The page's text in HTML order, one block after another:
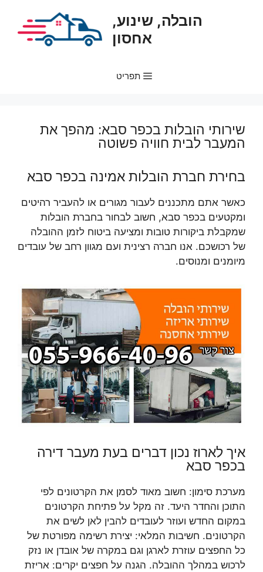
הובלה, שינוע,
אחסון
תפריט
שירותי הובלות בכפר סבא: מהפך את
המעבר לבית חוויה פשוטה
בחירת חברת הובלות אמינה בכפר סבא
כאשר אתם מתכננים לעבור מגורים או להעביר רהיטים
ומקטעים בכפר סבא, חשוב לבחור בחברת הובלות
שמקבלת ביקורות טובות ומציעה ביטוח לזמן ההובלה
של רכושכם. אנו חברה רצינית ועם מגוון רחב של עובדים
מיומנים ומנוסים.
איך לארוז נכון דברים בעת מעבר דירה
בכפר סבא
מערכת סימון: חשוב מאוד לסמן את הקרטונים לפי
התוכן והחדר היעד. זה מקל על פתיחת הקרטונים
במקום החדש ועוזר לעובדים להבין לאן לשים את
הקרטונים. חשיבות המלאי: יצירת רשימה מפורטת של
כל החפצים עוזרת לארגן וגם במקרה של אובדן או נזק
לרכוש במהלך ההובלה. הגנה על חפצים יקרים: אריזת